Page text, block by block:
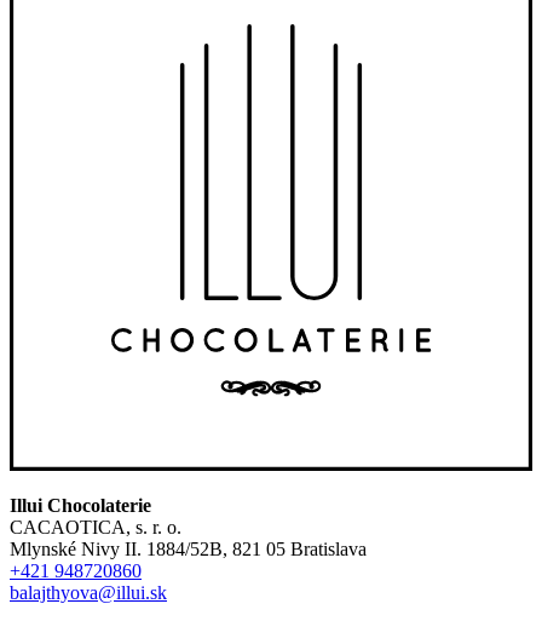
Illui Chocolaterie
CACAOTICA, s. r. o.
Mlynské Nivy II. 1884/52B, 821 05 Bratislava
+421 948720860
balajthyova@illui.sk